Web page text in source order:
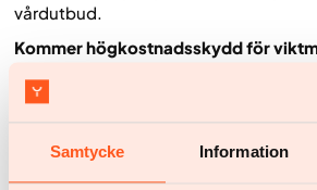
Samtycke Information
vårdutbud.
Kommer högkostnadsskydd för
Det är svårt att förutsäga hur
kontinuerligt nya läkemedel och ny
både medicinsk effekt,